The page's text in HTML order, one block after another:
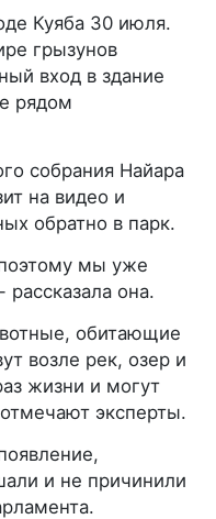
Куяба 30 июля.
грызунов
вход в здание
рядом
собрания Найара
на видео и
обратно в парк.
мы уже
она.
обитающие
возле рек, озер и
жизни и могут
эксперты.
и не причинили